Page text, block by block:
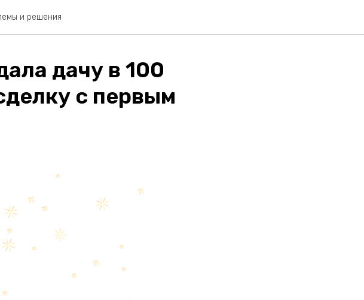
и решения
дачу в 100
с первым